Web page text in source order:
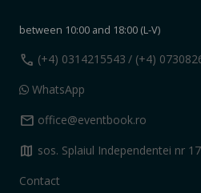
between 10:00 and 18:00 (L-V)
call (+4) 0314215543 / (+4)
WhatsApp
mail office@eventbook.ro
map sos. Splaiul Independentei nr
Contact